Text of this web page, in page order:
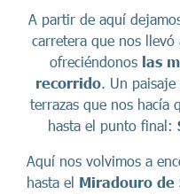
A partir de aquí
carretera que nos
ofreciéndonos las
recorrido. Un
terrazas que nos hacía
hasta el punto final:
Aquí nos volvimos a
hasta el Miradouro de